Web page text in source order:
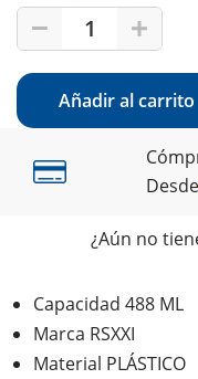
1
Añadir al carrito
Desde
¿Aún no
Capacidad 488 ML
Marca RSXXI
Material PLÁSTICO